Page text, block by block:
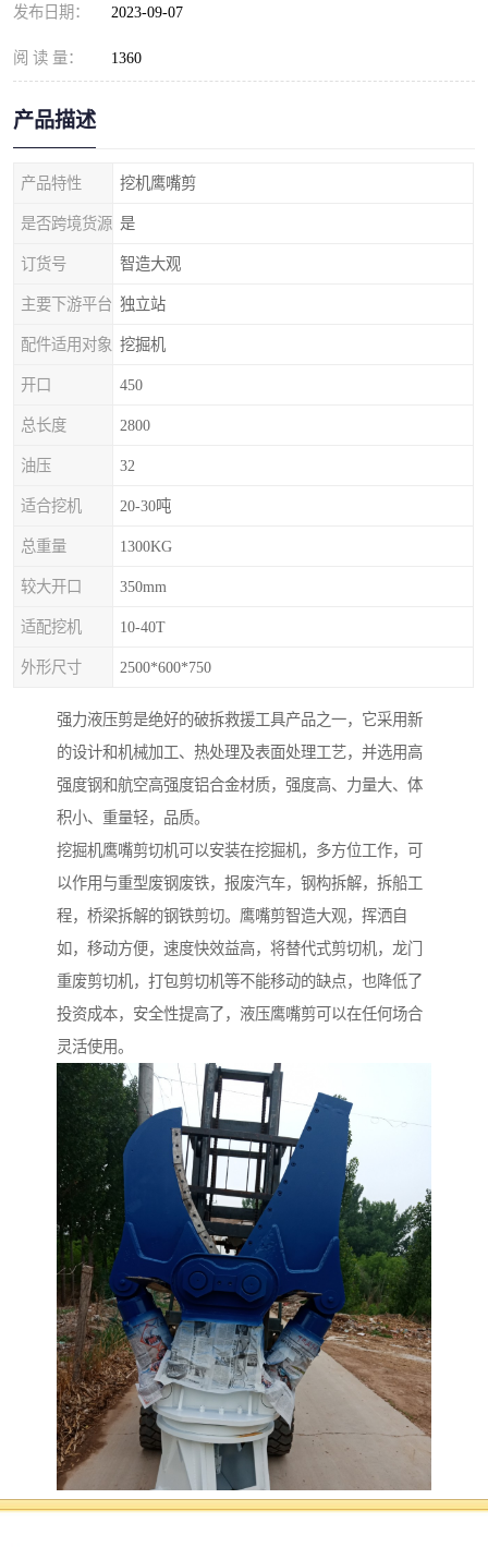
发布日期： 2023-09-07
阅 读 量： 1360
产品描述
产品特性 挖机鹰嘴剪
是否跨境货源 是
订货号 智造大观
主要下游平台 独立站
配件适用对象 挖掘机
开口 450
总长度 2800
油压 32
适合挖机 20-30吨
总重量 1300KG
较大开口 350mm
适配挖机 10-40T
外形尺寸 2500*600*750
强力液压剪是绝好的破拆救援工具产品之一，它采用新
的设计和机械加工、热处理及表面处理工艺，并选用高
强度钢和航空高强度铝合金材质，强度高、力量大、体
积小、重量轻，品质。
挖掘机鹰嘴剪切机可以安装在挖掘机，多方位工作，可
以作用与重型废钢废铁，报废汽车，钢构拆解，拆船工
程，桥梁拆解的钢铁剪切。鹰嘴剪智造大观，挥洒自
如，移动方便，速度快效益高，将替代式剪切机，龙门
重废剪切机，打包剪切机等不能移动的缺点，也降低了
投资成本，安全性提高了，液压鹰嘴剪可以在任何场合
灵活使用。